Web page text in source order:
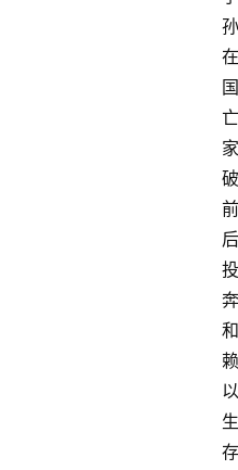
孙
在
国
亡
家
破
前
后
投
奔
和
赖
以
生
存